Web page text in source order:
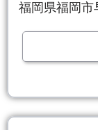
福岡県福岡市